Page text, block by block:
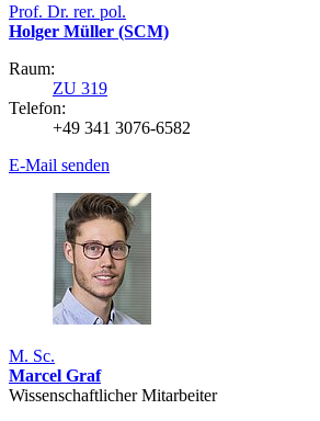
Prof. Dr. rer. pol.
Holger Müller (SCM)
Raum:
ZU 319
Telefon:
+49 341 3076-6582
E-Mail senden
M. Sc.
Marcel Graf
Wissenschaftlicher Mitarbeiter